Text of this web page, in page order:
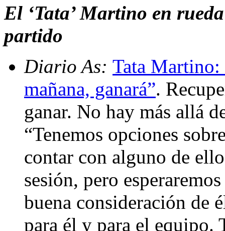
El ‘Tata’ Martino en
partido
Diario As: Tata Martino:
mañana, ganará”.
ganar. No hay más allá
“Tenemos opciones
contar con alguno de
sesión, pero
buena consideración de
para él y para el equipo.